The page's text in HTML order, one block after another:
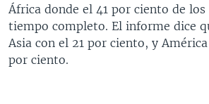
EL MUNDO AL DÍA [RADIO]
FORO [RADIO]
DEPORTIVO INTERNACIONAL
SÍGANOS
África donde el 41 por ciento de
tiempo completo. El informe dice
Asia con el 21 por ciento, y
por ciento.